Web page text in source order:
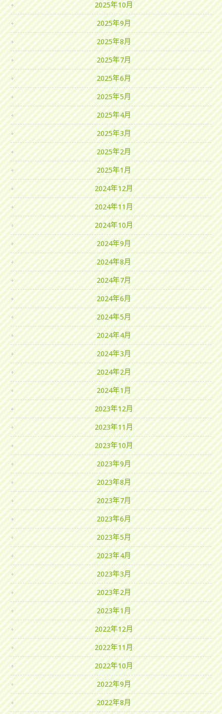
2025年10月
2025年9月
2025年8月
2025年7月
2025年6月
2025年5月
2025年4月
2025年3月
2025年2月
2025年1月
2024年12月
2024年11月
2024年10月
2024年9月
2024年8月
2024年7月
2024年6月
2024年5月
2024年4月
2024年3月
2024年2月
2024年1月
2023年12月
2023年11月
2023年10月
2023年9月
2023年8月
2023年7月
2023年6月
2023年5月
2023年4月
2023年3月
2023年2月
2023年1月
2022年12月
2022年11月
2022年10月
2022年9月
2022年8月